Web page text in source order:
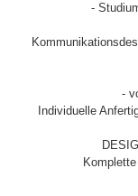
-
-
Individuelle